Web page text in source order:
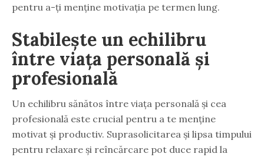
pentru a-ți menține motivația pe termen lung.
Stabilește un echilibru
între viața personală și
profesională
Un echilibru sănătos între viața personală și cea
profesională este crucial pentru a te menține
motivat și productiv. Suprasolicitarea și lipsa timpului
pentru relaxare și reîncărcare pot duce rapid la